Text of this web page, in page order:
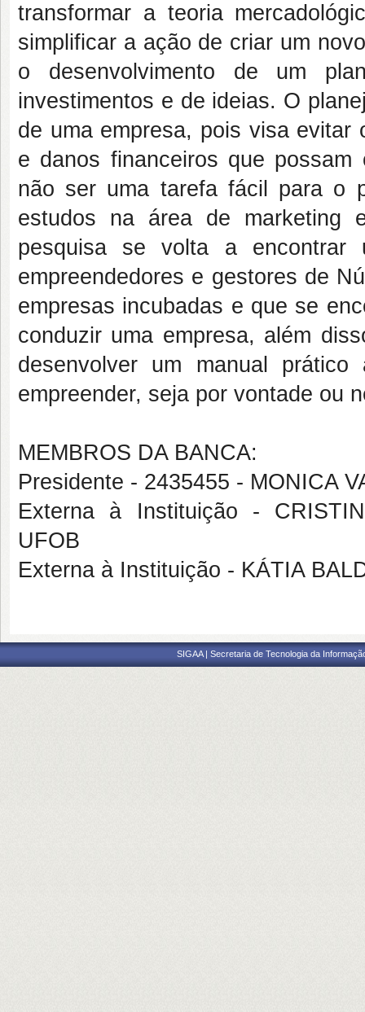
transformar a teoria
simplificar a ação de criar um
o desenvolvimento de um
investimentos e de ideias. O
de uma empresa, pois visa evitar
e danos financeiros que
não ser uma tarefa fácil para o
estudos na área de marketing
pesquisa se volta a encontrar
empreendedores e gestores de
empresas incubadas e que se
conduzir uma empresa, além
desenvolver um manual
empreender, seja por vontade ou
MEMBROS DA BANCA:
Presidente - 2435455 - MONICA
Externa à Instituição -
UFOB
Externa à Instituição - KÁTIA
SIGAA | Secretaria de Tecnologia da